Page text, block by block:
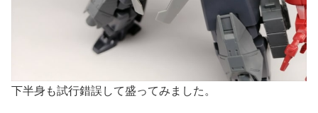
下半身も試行錯誤して盛ってみました。